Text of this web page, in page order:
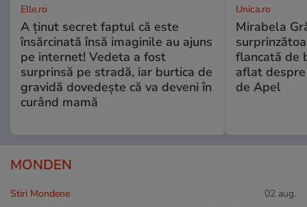
Elle.ro
A ținut secret faptul că este
însărcinată însă imaginile au ajuns
pe internet! Vedeta a fost
surprinsă pe stradă, iar burtica de
gravidă dovedește că va deveni în
curând mamă
Unica.ro
Mirabela
flancată de
aflat
de Apel
MONDEN
Stiri Mondene 02 aug.